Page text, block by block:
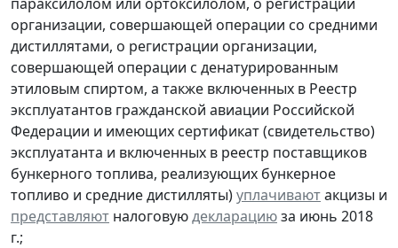
организации, совершающей операции со средними
дистиллятами, о регистрации организации,
совершающей операции с денатурированным
этиловым спиртом, а также включенных в Реестр
эксплуатантов гражданской авиации Российской
Федерации и имеющих сертификат (свидетельство)
эксплуатанта и включенных в реестр поставщиков
бункерного топлива, реализующих бункерное
топливо и средние дистилляты)уплачиваютакцизы и
представляют налоговуюдекларациюза июнь 2018
г.;